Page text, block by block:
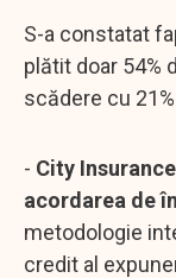
S-a constatat
plătit doar 54%
scădere cu
- City
acordarea de
metodologie
credit al